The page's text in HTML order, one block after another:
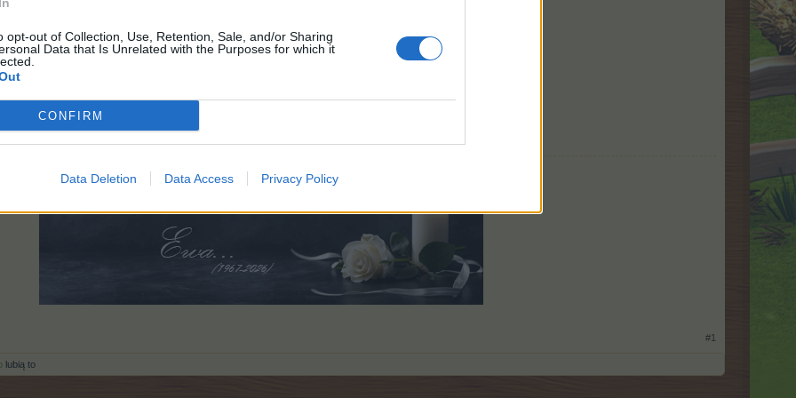
opt-out of Collection, Use, Retention, Sale, and/or Sharing
Data that Is Unrelated with the Purposes for which it
CONFIRM
Data Deletion Data Access Privacy Policy
Pozdrawiamy,
Jeśli chcesz złożyć własne życzenia, zrób to
#1
lubią to